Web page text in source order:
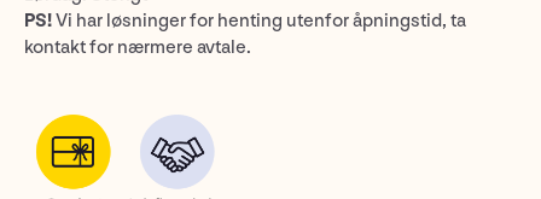
PS!Vi har løsninger for henting utenfor åpningstid, ta
kontakt for nærmere avtale.